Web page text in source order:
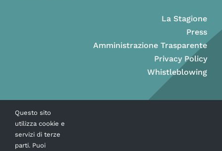
La Stagione
Press
Amministrazione Trasparente
Privacy Policy
Whistleblowing
Questo sito
utilizza cookie e
servizi di terze
parti. Puoi